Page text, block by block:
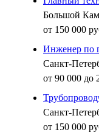
Большой
от 150 000
Инженер по
Санкт-
от 90 000 до
Санкт-
от 150 000